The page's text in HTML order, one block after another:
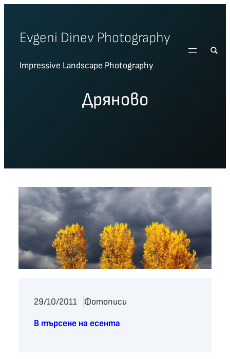
content
Evgeni Dinev Photography
Impressive Landscape Photography
Дряново
29/10/2011
Фотописи
В търсене на есента